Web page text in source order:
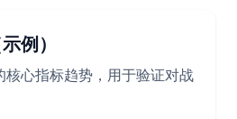
例）
核心指标趋势，用于验证对战